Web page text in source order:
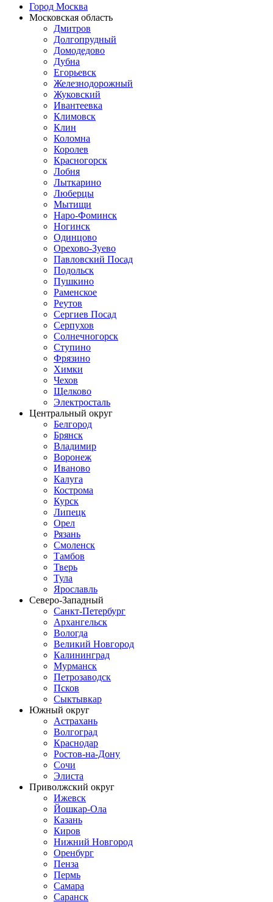
Город Москва
Московская область
Дмитров
Долгопрудный
Домодедово
Дубна
Егорьевск
Железнодорожный
Жуковский
Ивантеевка
Климовск
Клин
Коломна
Королев
Красногорск
Лобня
Лыткарино
Люберцы
Мытищи
Наро-Фоминск
Ногинск
Одинцово
Орехово-Зуево
Павловский Посад
Подольск
Пушкино
Раменское
Реутов
Сергиев Посад
Серпухов
Солнечногорск
Ступино
Фрязино
Химки
Чехов
Щелково
Электросталь
Центральный округ
Белгород
Брянск
Владимир
Воронеж
Иваново
Калуга
Кострома
Курск
Липецк
Орел
Рязань
Смоленск
Тамбов
Тверь
Тула
Ярославль
Северо-Западный
Санкт-Петербург
Архангельск
Вологда
Великий Новгород
Калининград
Мурманск
Петрозаводск
Псков
Сыктывкар
Южный округ
Астрахань
Волгоград
Краснодар
Ростов-на-Дону
Сочи
Элиста
Приволжский округ
Ижевск
Йошкар-Ола
Казань
Киров
Нижний Новгород
Оренбург
Пенза
Пермь
Самара
Саранск